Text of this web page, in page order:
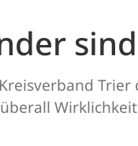
Trier